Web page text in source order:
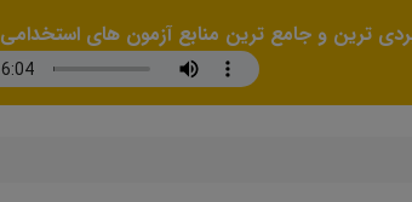
ترین و جامع ترین منابع آزمون های